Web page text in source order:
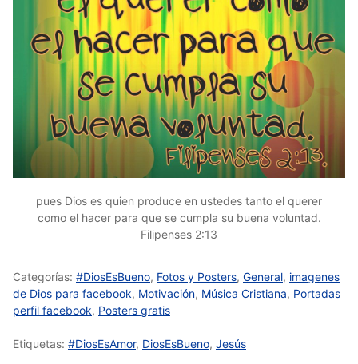
pues Dios es quien produce en ustedes tanto el querer
como el hacer para que se cumpla su buena voluntad.
Filipenses 2:13
Categorías: #DiosEsBueno, Fotos y Posters, General, imagenes
de Dios para facebook, Motivación, Música Cristiana, Portadas
perfil facebook, Posters gratis
Etiquetas: #DiosEsAmor, DiosEsBueno, Jesús